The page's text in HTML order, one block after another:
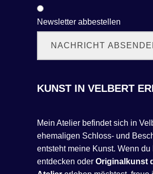
Newsletter abbestellen
NACHRICHT
KUNST IN VELBERT
Mein Atelier befindet sich in
ehemaligen Schloss- und
entsteht meine Kunst. Wenn du
entdecken oder Originalkunst